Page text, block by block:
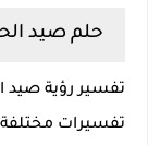
حلم صيد
تفسير رؤية صيد
تفسيرات